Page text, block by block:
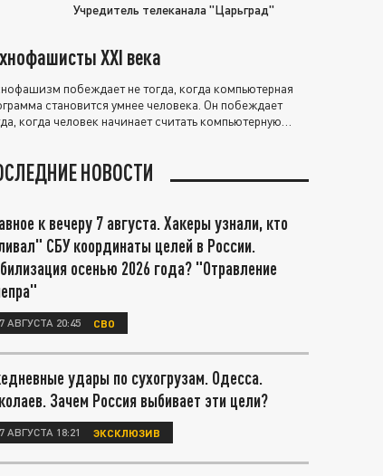
Учредитель телеканала "Царьград"
XXI века
побеждает не тогда, когда компьютерная
становится умнее человека. Он побеждает
когда человек начинает считать компьютерную
НОВОСТИ
к вечеру 7 августа. Хакеры узнали, кто
СБУ координаты целей в России.
осенью 2026 года? "Отравление
АВГУСТА 20:45 СВО
удары по сухогрузам. Одесса.
Зачем Россия выбивает эти цели?
АВГУСТА 18:21 ЭКСКЛЮЗИВ